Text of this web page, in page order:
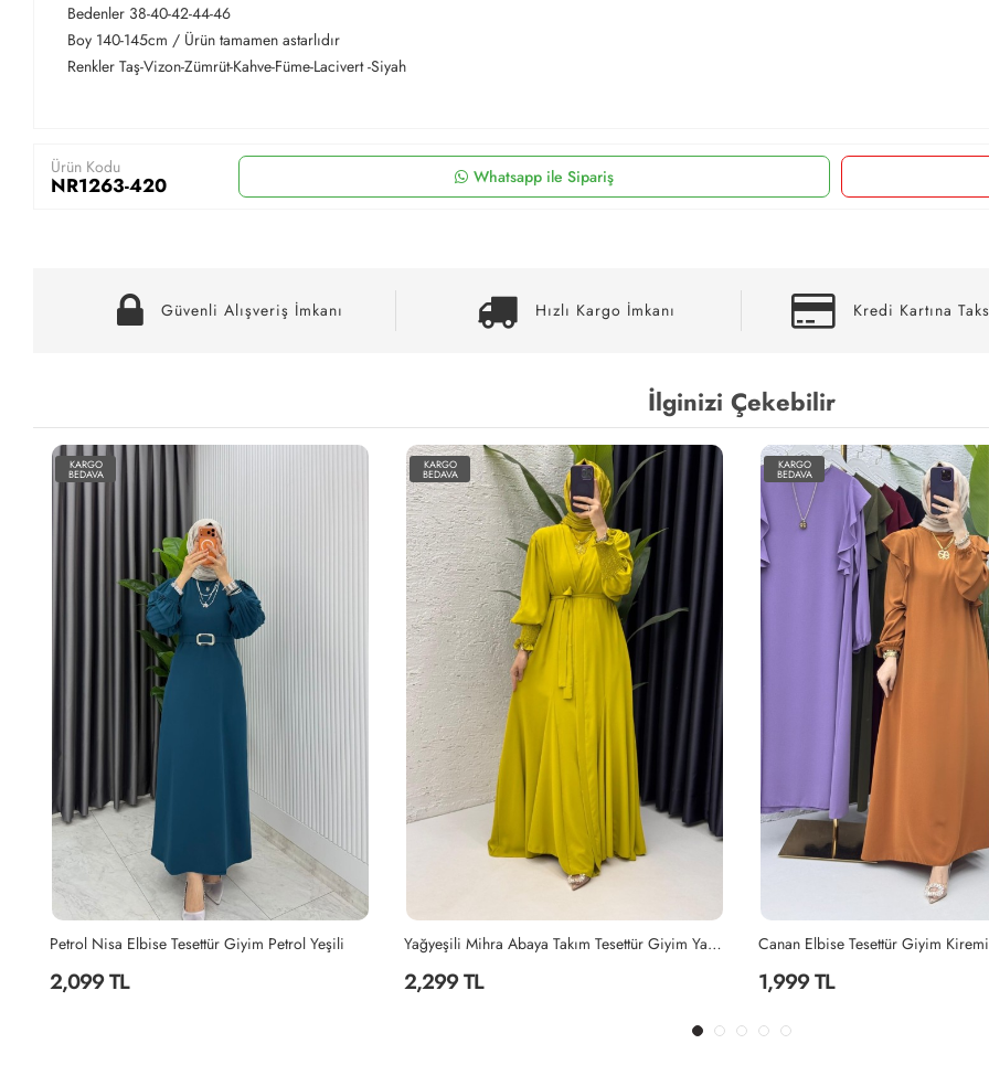
Bedenler 38-40-42-44-46
Boy 140-145cm / Ürün tamamen astarlıdır
Renkler Taş-Vizon-Zümrüt-Kahve-Füme-Lacivert -Siyah
Ürün Kodu
NR1263-420 Whatsapp ile Sipariş
Güvenli Alışveriş İmkanı Hızlı Kargo İmkanı Kredi Kartına
İlginizi Çekebilir
KARGO
BEDAVA
2,299 TL
KARGO
BEDAVA
Canan Elbise Tesettür Giyim Kiremit
1,999 TL
KARGO
BEDAVA
Lila Mihra Abaya Takım Tesettür
2,299 TL